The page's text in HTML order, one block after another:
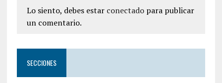
Lo siento, debes estar conectadopara publicar
un comentario.
SECCIONES